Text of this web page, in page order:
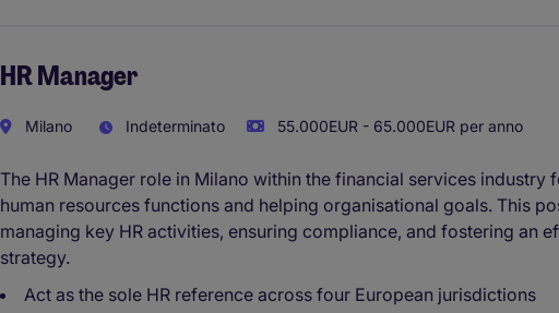
HR Manager
Milano Indeterminato 55.000EUR - 65.000EUR per anno
The HR Manager role in Milano within the financial services industry
human resources functions and helping organisational goals. This
managing key HR activities, ensuring compliance, and fostering an
strategy.
Act as the sole HR reference across four European jurisdictions